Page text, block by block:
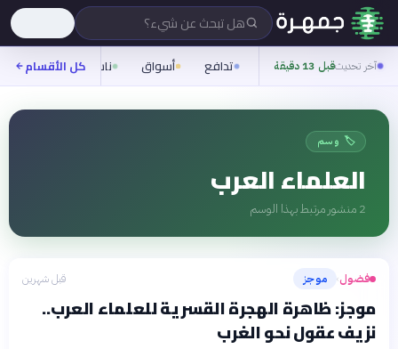
هل تبحث عن شيء؟
آخر تحديثقبل 13 دقيقة تدافع أسواق ناس روح
كل الأقسام
🏷️ وسم
العلماء العرب
2 منشور مرتبط بهذا الوسم
فضول› موجز قبل شهرين
موجز: ظاهرة الهجرة القسرية للعلماء العرب..
نزيف عقول نحو الغرب